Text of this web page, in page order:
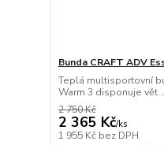
Bunda CRAFT ADV
Teplá multisportovní
Warm 3 disponuje vět...
2 750 Kč
2 365 Kč/ks
1 955 Kč bez DPH